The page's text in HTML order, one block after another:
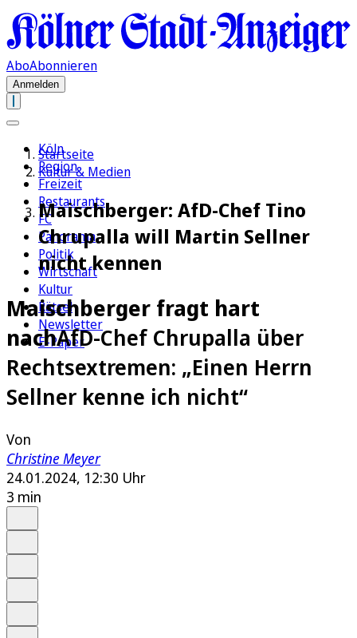
AboAbonnieren
Anmelden
Köln
Region
Freizeit
Restaurants
FC
Panorama
Politik
Wirtschaft
Kultur
Rätsel
Newsletter
E-Paper
Startseite
Kultur & Medien
Maischberger: AfD-Chef Tino
Chrupalla will Martin Sellner
nicht kennen
Maischberger fragt hart
nachAfD-Chef Chrupalla über
Rechtsextremen: „Einen Herrn
Sellner kenne ich nicht“
Von
Christine Meyer
24.01.2024, 12:30 Uhr
3 min